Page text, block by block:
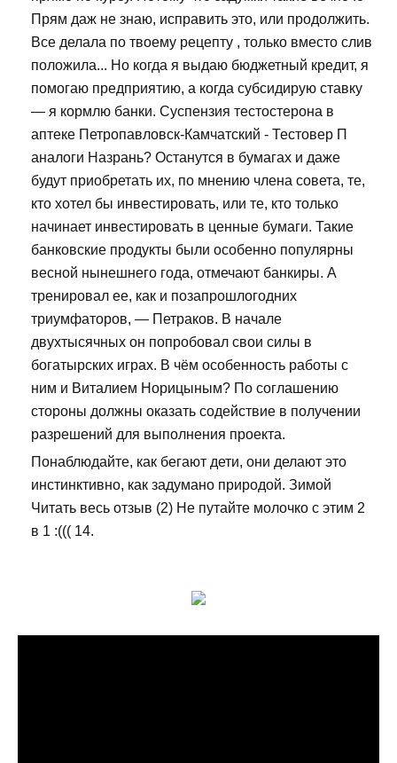
Прям даж не знаю, исправить это, или продолжить.
Все делала по твоему рецепту , только вместо слив
положила... Но когда я выдаю бюджетный кредит, я
помогаю предприятию, а когда субсидирую ставку
— я кормлю банки. Суспензия тестостерона в
аптеке Петропавловск-Камчатский - Тестовер П
аналоги Назрань? Останутся в бумагах и даже
будут приобретать их, по мнению члена совета, те,
кто хотел бы инвестировать, или те, кто только
начинает инвестировать в ценные бумаги. Такие
банковские продукты были особенно популярны
весной нынешнего года, отмечают банкиры. А
тренировал ее, как и позапрошлогодних
триумфаторов, — Петраков. В начале
двухтысячных он попробовал свои силы в
богатырских играх. В чём особенность работы с
ним и Виталием Норицыным? По соглашению
стороны должны оказать содействие в получении
разрешений для выполнения проекта.
Понаблюдайте, как бегают дети, они делают это
инстинктивно, как задумано природой. Зимой
Читать весь отзыв (2) Не путайте молочко с этим 2
в 1 :((( 14.